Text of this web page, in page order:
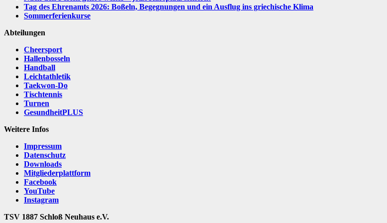
Tag des Ehrenamts 2026: Boßeln, Begegnungen und ein Ausflug ins griechische Klima
Sommerferienkurse
Abteilungen
Cheersport
Hallenbosseln
Handball
Leichtathletik
Taekwon-Do
Tischtennis
Turnen
GesundheitPLUS
Weitere Infos
Impressum
Datenschutz
Downloads
Mitgliederplattform
Facebook
YouTube
Instagram
TSV 1887 Schloß Neuhaus e.V.